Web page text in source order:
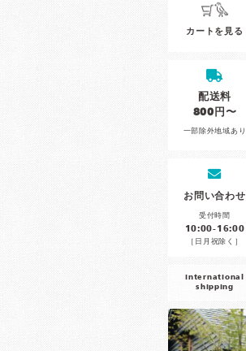
カートを見る
配送料
800円〜
一部除外地域あり
お問い合わせ
受付時間
10:00-16:00
［日月祝除く］
international
shipping